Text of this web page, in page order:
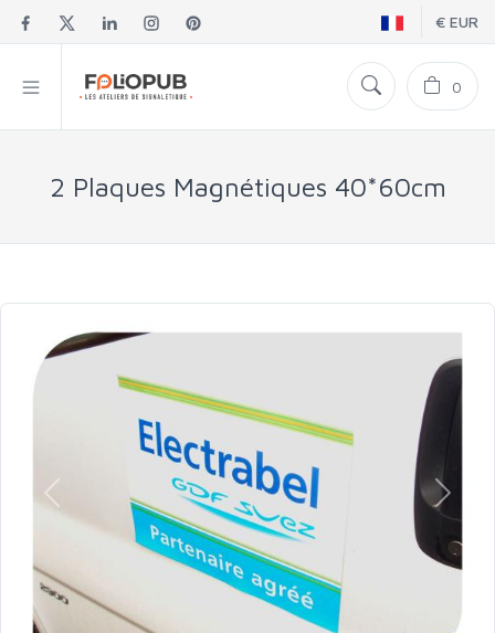
€ EUR
0
2 Plaques Magnétiques 40*60cm
Précédent Suivant